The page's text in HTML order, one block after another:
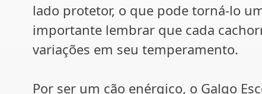
lado protetor, o que pode torná-lo
importante lembrar que cada
variações em seu temperamento.
Por ser um cão enérgico, o Galgo